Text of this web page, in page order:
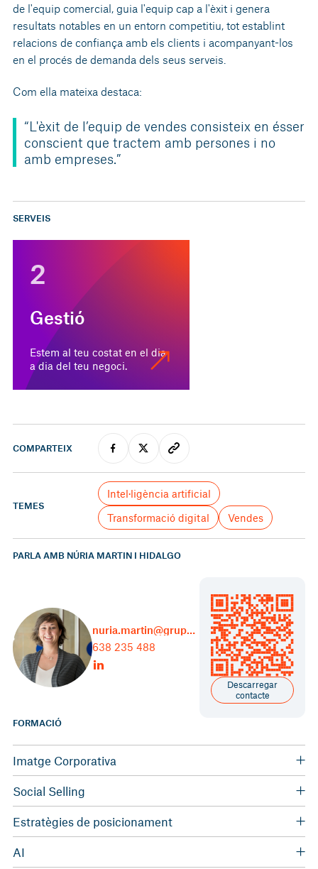
de l'equip comercial, guia l'equip cap a l'èxit i genera
resultats notables en un entorn competitiu, tot establint
relacions de confiança amb els clients i acompanyant-los
en el procés de demanda dels seus serveis.
Com ella mateixa destaca:
“L'èxit de l’equip de vendes consisteix en ésser
conscient que tractem amb persones i no
amb empreses.”
SERVEIS
2
Gestió
Estem al teu costat en el dia
a dia del teu negoci.
COMPARTEIX
TEMES
Intel·ligència artificial
Transformació digital
Vendes
PARLA AMB NÚRIA MARTIN I HIDALGO
nuria.martin@grupcarles.com
638 235 488
Descarregar
contacte
FORMACIÓ
Imatge Corporativa
Social Selling
Estratègies de posicionament
AI